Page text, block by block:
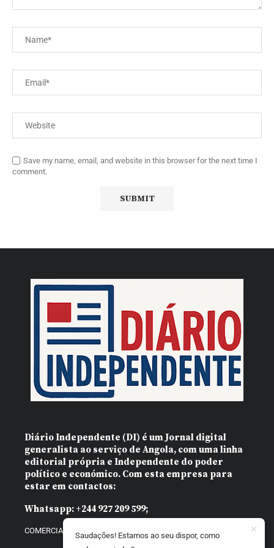
Save my name, email, and website in this browser for the next time I
comment.
Diário Independente (DI) é um Jornal digital
generalista ao serviço de Angola, com uma linha
editorial própria e Independente do poder
político e económico. Com esta empresa para
estar em contactos:
Whatsapp: +244 927 209 599;
COMERCIAL@DIARIOINDEPENDENTE.INFO
Saudações! Estamos ao seu dispor, como